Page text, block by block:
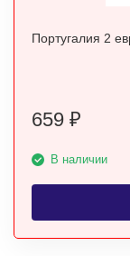
Португалия 2
659 ₽
В наличии